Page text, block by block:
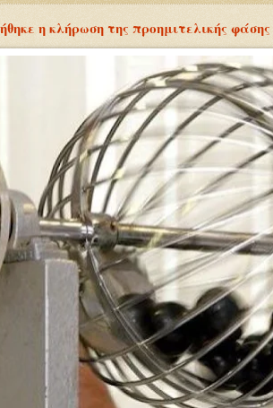
η κλήρωση της προημιτελικής